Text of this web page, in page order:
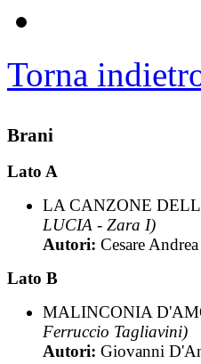
Torna
Brani
Lato A
LA CANZONE
LUCIA - Zara I)
Autori: Cesare
Lato B
MALINCONIA
Ferruccio Tagliavini)
Autori: Giovanni